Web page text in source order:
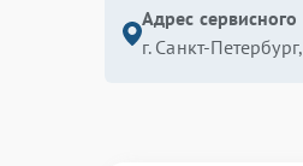
Адрес
г. Санкт-